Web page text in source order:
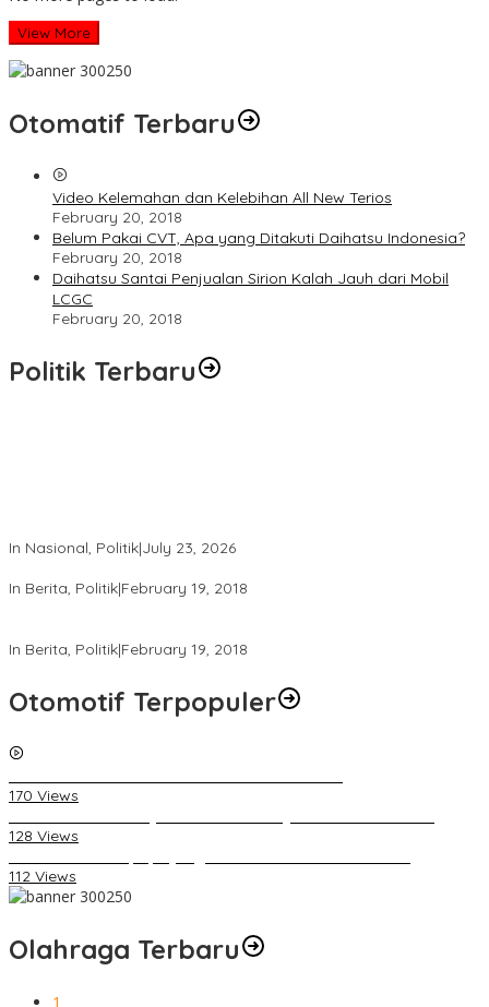
View More
Otomatif Terbaru
Video Kelemahan dan Kelebihan All New Terios
February 20, 2018
Belum Pakai CVT, Apa yang Ditakuti Daihatsu Indonesia?
February 20, 2018
Daihatsu Santai Penjualan Sirion Kalah Jauh dari Mobil
LCGC
February 20, 2018
Politik Terbaru
In Nasional, Politik|July 23, 2026
In Berita, Politik|February 19, 2018
In Berita, Politik|February 19, 2018
Otomotif Terpopuler
170 Views
128 Views
112 Views
Olahraga Terbaru
1